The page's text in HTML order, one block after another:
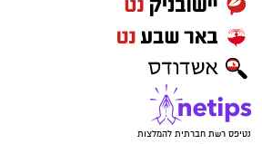
נטיפס רשת חברתית להמלצות